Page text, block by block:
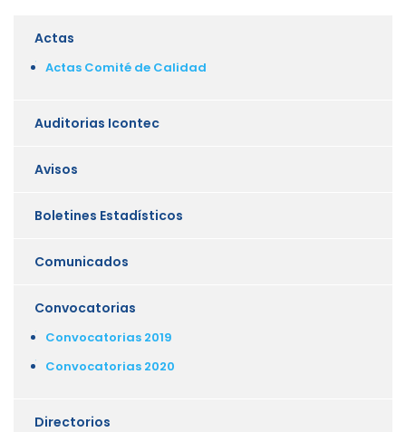
Actas
Actas Comité de Calidad
Auditorias Icontec
Avisos
Boletines Estadísticos
Comunicados
Convocatorias
Convocatorias 2019
Convocatorias 2020
Directorios